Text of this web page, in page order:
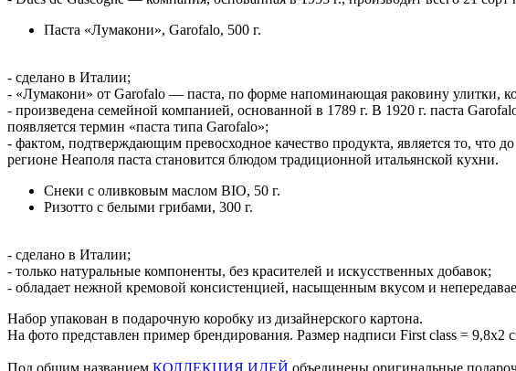
Паста «Лумакони», Garofalo, 500 г.
- сделано в Италии;
- «Лумакони» от Garofalo — паста, по форме напоминающая раковину улитки,
- произведена семейной компанией, основанной в 1789 г. В 1920 г. паста
появляется термин «паста типа Garofalo»;
- фактом, подтверждающим превосходное качество продукта, является то, что
регионе Неаполя паста становится блюдом традиционной итальянской кухни.
Снеки с оливковым маслом BIO, 50 г.
Ризотто с белыми грибами, 300 г.
- сделано в Италии;
- только натуральные компоненты, без красителей и искусственных добавок;
- обладает нежной кремовой консистенцией, насыщенным вкусом и
Набор упакован в подарочную коробку из дизайнерского картона.
На фото представлен пример брендирования. Размер надписи First class = 9,8х2
Под общим названием КОЛЛЕКЦИЯ ИДЕЙ объединены оригинальные